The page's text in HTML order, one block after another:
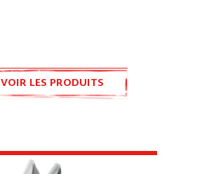
VOIR LES PRODUITS